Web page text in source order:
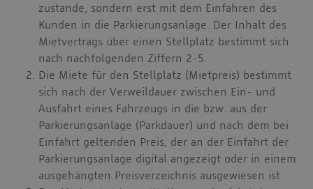
zustande, sondern erst mit dem Einfahren des
Kunden in die Parkierungsanlage. Der Inhalt des
Mietvertrags über einen Stellplatz bestimmt sich
nach nachfolgenden Ziffern 2-5.
Die Miete für den Stellplatz (Mietpreis) bestimmt
sich nach der Verweildauer zwischen Ein- und
Ausfahrt eines Fahrzeugs in die bzw. aus der
Parkierungsanlage (Parkdauer) und nach dem bei
Einfahrt geltenden Preis, der an der Einfahrt der
Parkierungsanlage digital angezeigt oder in einem
ausgehängten Preisverzeichnis ausgewiesen ist.